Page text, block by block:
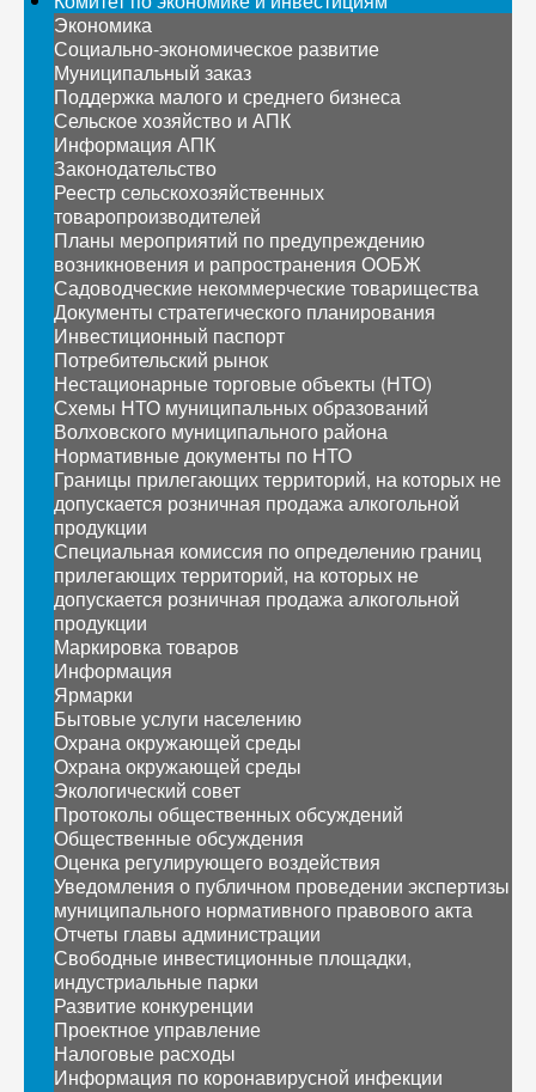
Экономика
Социально-экономическое развитие
Муниципальный заказ
Поддержка малого и среднего бизнеса
Сельское хозяйство и АПК
Информация АПК
Законодательство
Реестр сельскохозяйственных
товаропроизводителей
Планы мероприятий по предупреждению
возникновения и рапространения ООБЖ
Садоводческие некоммерческие товарищества
Документы стратегического планирования
Инвестиционный паспорт
Потребительский рынок
Нестационарные торговые объекты (НТО)
Схемы НТО муниципальных образований
Волховского муниципального района
Нормативные документы по НТО
Границы прилегающих территорий, на которых не
допускается розничная продажа алкогольной
продукции
Специальная комиссия по определению границ
прилегающих территорий, на которых не
допускается розничная продажа алкогольной
продукции
Маркировка товаров
Информация
Ярмарки
Бытовые услуги населению
Охрана окружающей среды
Охрана окружающей среды
Экологический совет
Протоколы общественных обсуждений
Общественные обсуждения
Оценка регулирующего воздействия
Уведомления о публичном проведении экспертизы
муниципального нормативного правового акта
Отчеты главы администрации
Свободные инвестиционные площадки,
индустриальные парки
Развитие конкуренции
Проектное управление
Налоговые расходы
Информация по коронавирусной инфекции